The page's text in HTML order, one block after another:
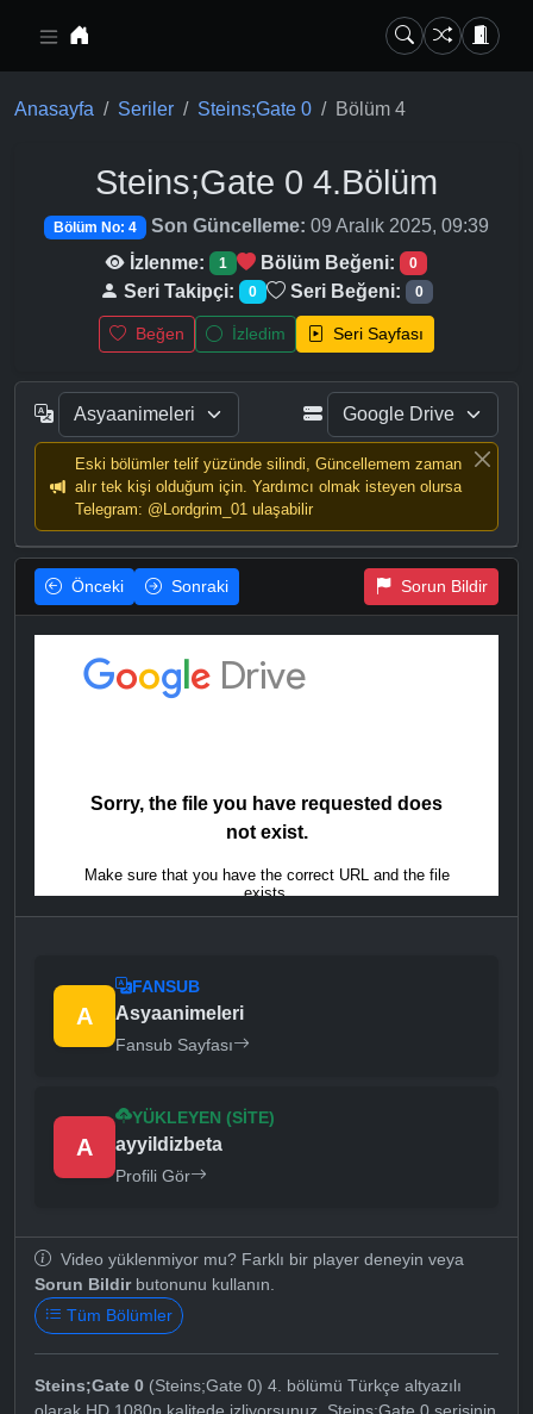
Anasayfa Seriler Steins;Gate 0 Bölüm 4
Steins;Gate 0 4.Bölüm
Bölüm No: 4 Son Güncelleme: 09 Aralık 2025, 09:39
İzlenme:
1 Bölüm Beğeni: 0
Seri Takipçi: 0 Seri Beğeni: 0
Beğen İzledim Seri Sayfası
Eski bölümler telif yüzünde silindi, Güncellemem zaman
alır tek kişi olduğum için. Yardımcı olmak isteyen olursa
Telegram: @Lordgrim_01 ulaşabilir
Önceki Sonraki Sorun Bildir
A
FANSUB
Asyaanimeleri
Fansub Sayfası
A
YÜKLEYEN (SITE)
ayyildizbeta
Profili Gör
Video yüklenmiyor mu? Farklı bir player deneyin veya
Sorun Bildirbutonunu kullanın.
Tüm Bölümler
Steins;Gate 0 (Steins;Gate 0) 4. bölümü Türkçe altyazılı
olarak HD 1080p kalitede izliyorsunuz. Steins;Gate 0 serisinin